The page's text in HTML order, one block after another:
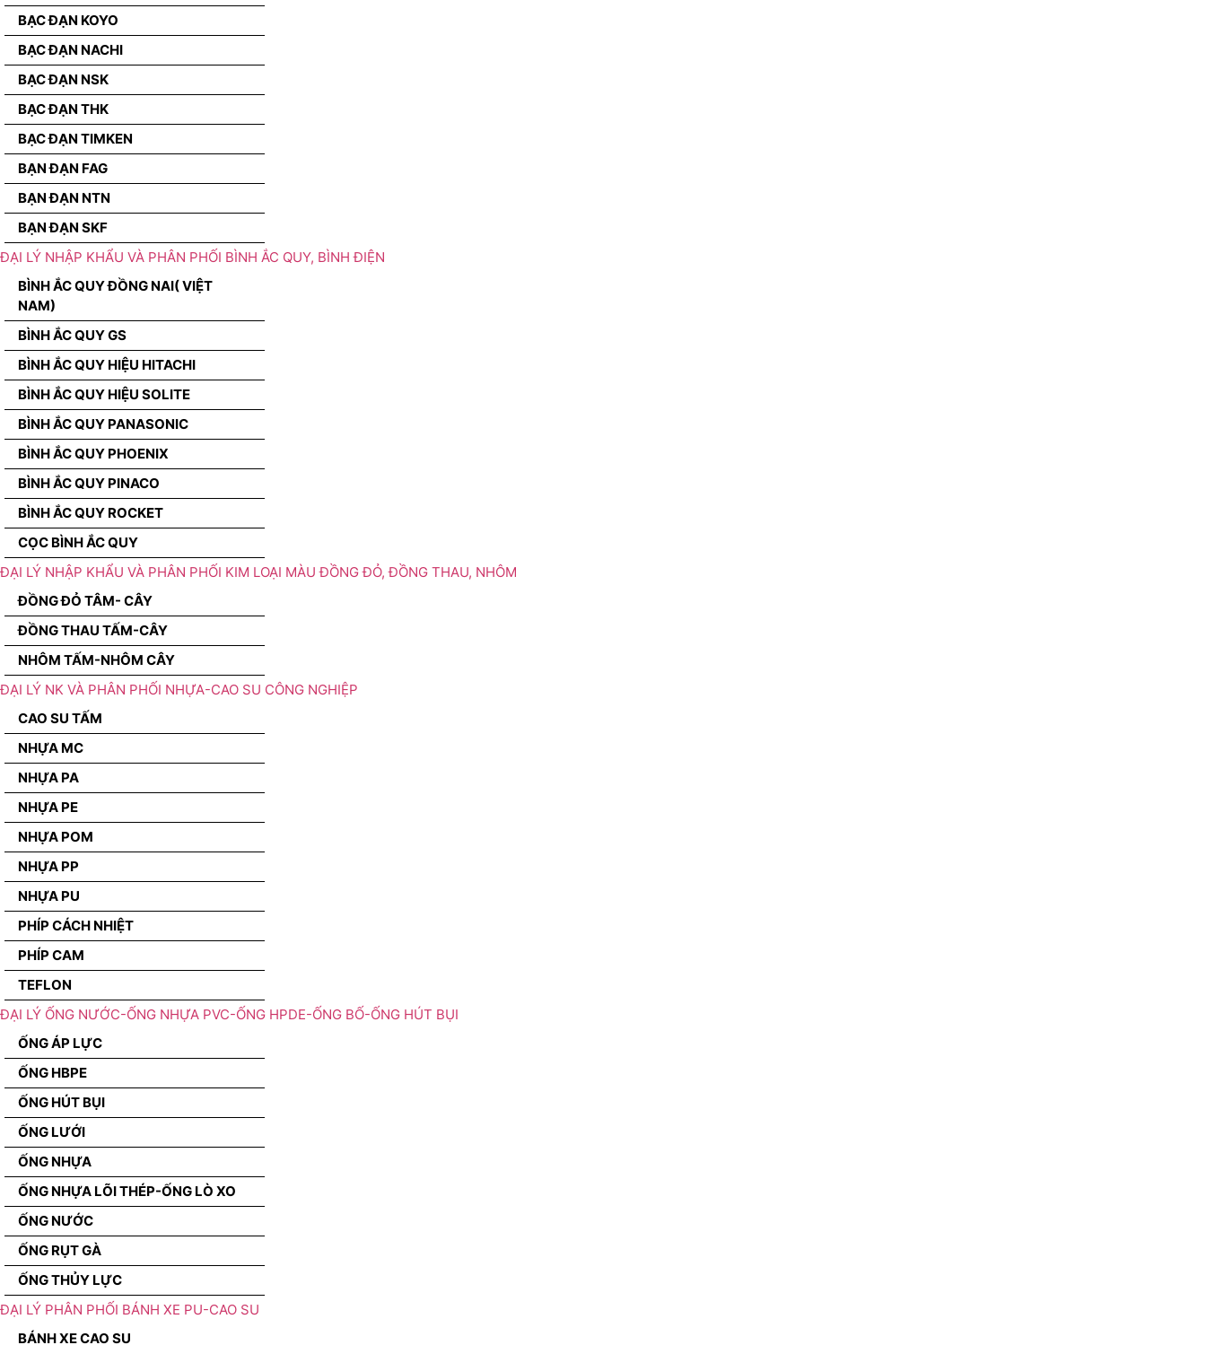
BẠC ĐẠN KOYO
BẠC ĐẠN NACHI
BẠC ĐẠN NSK
BẠC ĐẠN THK
BẠC ĐẠN TIMKEN
BẠN ĐẠN FAG
BẠN ĐẠN NTN
BẠN ĐẠN SKF
ĐẠI LÝ NHẬP KHẨU VÀ PHÂN PHỐI BÌNH ẮC QUY, BÌNH ĐIỆN
BÌNH ẮC QUY ĐỒNG NAI( VIỆT
NAM)
BÌNH ẮC QUY GS
BÌNH ẮC QUY HIỆU HITACHI
BÌNH ẮC QUY HIỆU SOLITE
BÌNH ẮC QUY PANASONIC
BÌNH ẮC QUY PHOENIX
BÌNH ẮC QUY PINACO
BÌNH ẮC QUY ROCKET
CỌC BÌNH ẮC QUY
ĐẠI LÝ NHẬP KHẨU VÀ PHÂN PHỐI KIM LOẠI MÀU ĐỒNG ĐỎ, ĐỒNG THAU, NHÔM
ĐỒNG ĐỎ TÂM- CÂY
ĐỒNG THAU TẤM-CÂY
NHÔM TẤM-NHÔM CÂY
ĐẠI LÝ NK VÀ PHÂN PHỐI NHỰA-CAO SU CÔNG NGHIỆP
CAO SU TẤM
NHỰA MC
NHỰA PA
NHỰA PE
NHỰA POM
NHỰA PP
NHỰA PU
PHÍP CÁCH NHIỆT
PHÍP CAM
TEFLON
ĐẠI LÝ ỐNG NƯỚC-ỐNG NHỰA PVC-ỐNG HPDE-ỐNG BỐ-ỐNG HÚT BỤI
ỐNG ÁP LỰC
ỐNG HBPE
ỐNG HÚT BỤI
ỐNG LƯỚI
ỐNG NHỰA
ỐNG NHỰA LÕI THÉP-ỐNG LÒ XO
ỐNG NƯỚC
ỐNG RỤT GÀ
ỐNG THỦY LỰC
ĐẠI LÝ PHÂN PHỐI BÁNH XE PU-CAO SU
BÁNH XE CAO SU